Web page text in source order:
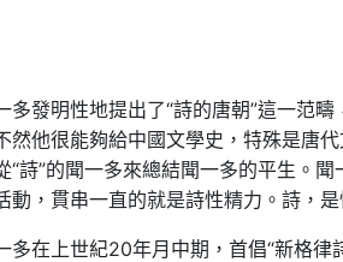
多發明性地提出了“詩的唐朝”這一范
然他很能夠給中國文學史，特殊是唐
“詩”的聞一多來總結聞一多的平生。
動，貫串一直的就是詩性精力。詩，
多在上世紀20年月中期，首倡“新格